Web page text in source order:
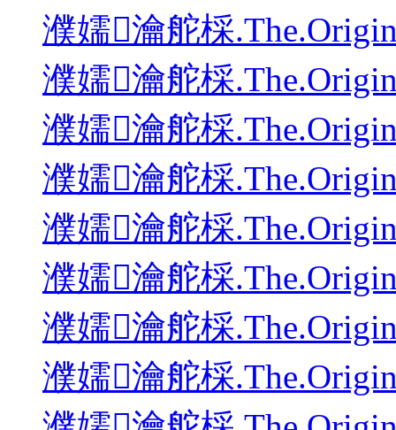
濮嬬瀹舵棌
濮嬬瀹舵棌
濮嬬瀹舵棌
濮嬬瀹舵棌
濮嬬瀹舵棌
濮嬬瀹舵棌
濮嬬瀹舵棌
濮嬬瀹舵棌